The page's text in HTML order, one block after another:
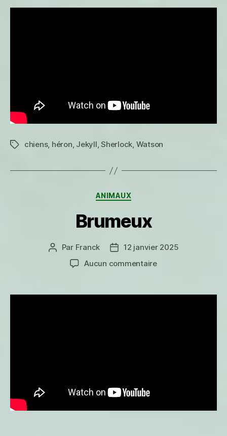
Étiquettes
chiens, héron, Jekyll,Sherlock, Watson
Catégories
ANIMAUX
Brumeux
Auteur
l’article
Par Franck
Date12 janvier 2025
Aucun commentairesur